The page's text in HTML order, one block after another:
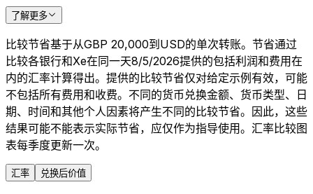
了解更多
比较节省基于从GBP 20,000到USD的单次转账。节省通过
比较各银行和Xe在同一天8/5/2026提供的包括利润和费用在
内的汇率计算得出。提供的比较节省仅对给定示例有效，可能
不包括所有费用和收费。不同的货币兑换金额、货币类型、日
期、时间和其他个人因素将产生不同的比较节省。因此，这些
结果可能不能表示实际节省，应仅作为指导使用。汇率比较图
表每季度更新一次。
汇率 兑换后价值